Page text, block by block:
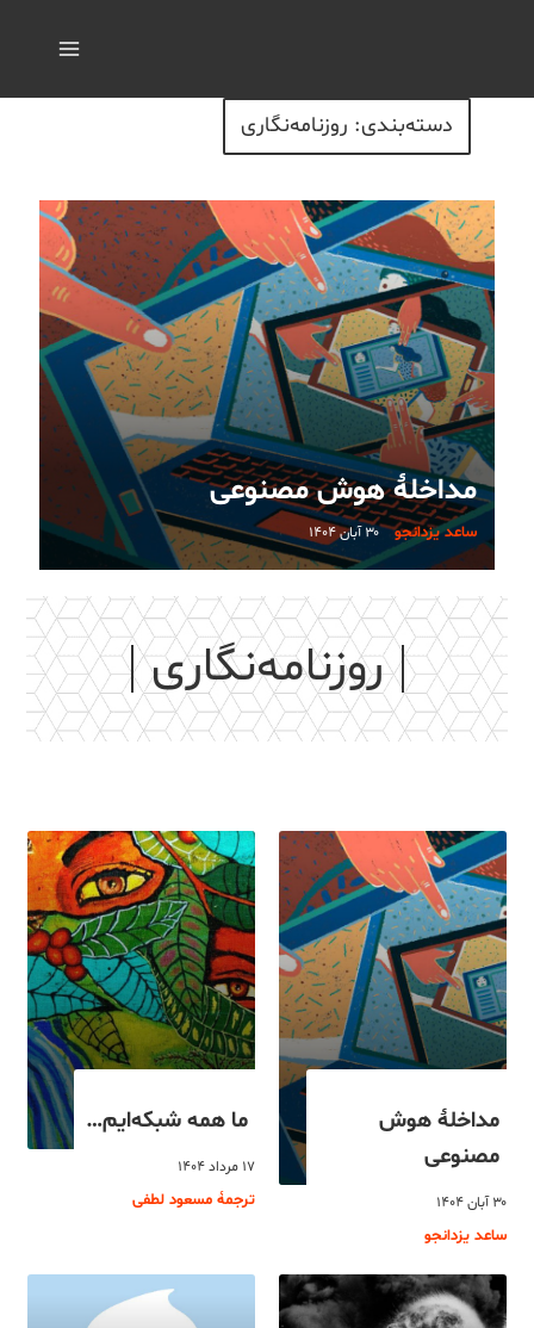
دسته‌بندی: روزنامه‌نگاری
مداخلۀ هوش مصنوعی
ساعد یزدانجو ۳۰ آبان ۱۴۰۴
روزنامه‌نگاری
مداخلۀ هوش
مصنوعی
۳۰ آبان ۱۴۰۴
ساعد یزدانجو
ما همه شبکه‌ایم…
۱۷ مرداد ۱۴۰۴
ترجمۀ مسعود لطفی